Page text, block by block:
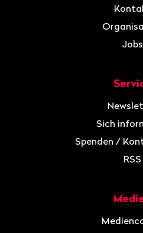
Jobs
Sich
Spenden /
RSS